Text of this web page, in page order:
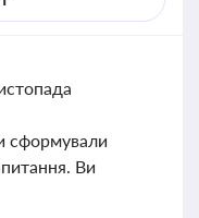
сформували
Ви